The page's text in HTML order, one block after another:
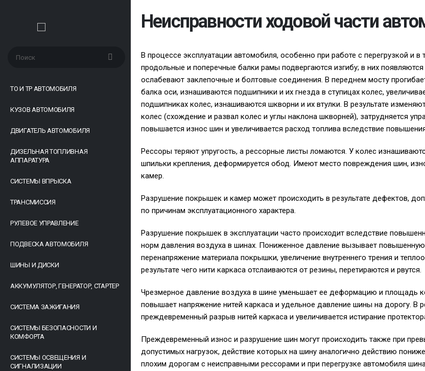
ТО И ТР АВТОМОБИЛЯ
КУЗОВ АВТОМОБИЛЯ
ДВИГАТЕЛЬ АВТОМОБИЛЯ
ДИЗЕЛЬНАЯ ТОПЛИВНАЯ
АППАРАТУРА
СИСТЕМЫ ВПРЫСКА
ТРАНСМИССИЯ
РУЛЕВОЕ УПРАВЛЕНИЕ
ПОДВЕСКА АВТОМОБИЛЯ
ШИНЫ И ДИСКИ
АККУМУЛЯТОР, ГЕНЕРАТОР, СТАРТЕР
СИСТЕМА ЗАЖИГАНИЯ
СИСТЕМЫ БЕЗОПАСНОСТИ И
КОМФОРТА
СИСТЕМЫ ОСВЕЩЕНИЯ И
СИГНАЛИЗАЦИИ
Неисправности ходовой части
В процессе эксплуатации автомобиля, особенно при работе с перегрузкой и
продольные и поперечные балки рамы подвергаются изгибу; в них
ослабевают заклепочные и болтовые соединения. В переднем мосту
балка оси, изнашиваются подшипники и их гнезда в ступицах колес,
подшипниках колес, изнашиваются шкворни и их втулки. В результате
колес (схождение и развал колес и углы наклона шкворней), затрудняется
повышается износ шин и увеличивается расход топлива вследствие
Рессоры теряют упругость, а рессорные листы ломаются. У колес
шпильки крепления, деформируется обод. Имеют место повреждения шин,
камер.
Разрушение покрышек и камер может происходить в результате дефектов,
по причинам эксплуатационного характера.
Разрушение покрышек в эксплуатации часто происходит вследствие
норм давления воздуха в шинах. Пониженное давление вызывает
перенапряжение материала покрышки, увеличение внутреннего трения и
результате чего нити каркаса отслаиваются от резины, перетираются и рвутся.
Чрезмерное давление воздуха в шине уменьшает ее деформацию и площадь
повышает напряжение нитей каркаса и удельное давление шины на дорогу. В
преждевременный разрыв нитей каркаса и увеличивается истирание
Преждевременный износ и разрушение шин могут происходить также при
допустимых нагрузок, действие которых на шину аналогично действию
плохим дорогам с неисправными рессорами и при перегрузке автомобиля шина